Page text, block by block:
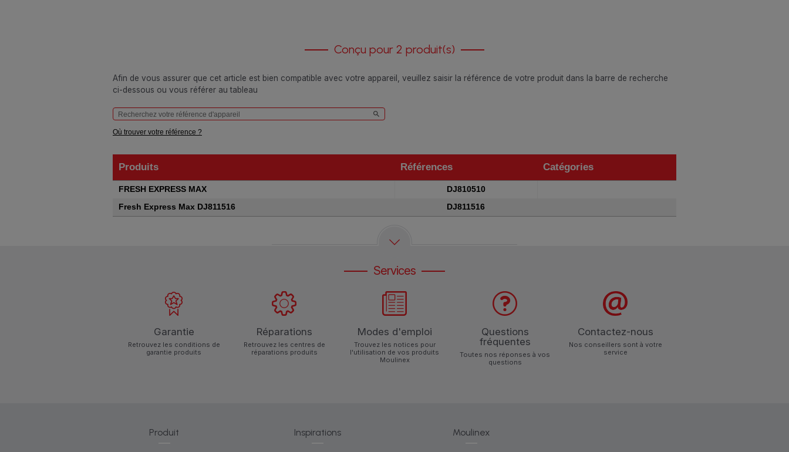
Conçu pour 2 produit(s)
Afin de vous assurer que cet article est bien compatible avec votre appareil, veuillez saisir la référence de votre produit dans la barre de recherche
ci-dessous ou vous référer au tableau
Où trouver votre référence ?
Produits Références
Catégories
Produits
Références
FRESH EXPRESS MAX
DJ810510
Fresh Express Max DJ811516
DJ811516
Services
Garantie
Retrouvez les conditions de
garantie produits
Réparations
Retrouvez les centres de
réparations produits
Modes d'emploi
Trouvez les notices pour
l'utilisation de vos produits
Moulinex
Questions
fréquentes
Toutes nos réponses à vos
questions
Contactez-nous
Nos conseillers sont à votre
service
Produit Inspirations Moulinex